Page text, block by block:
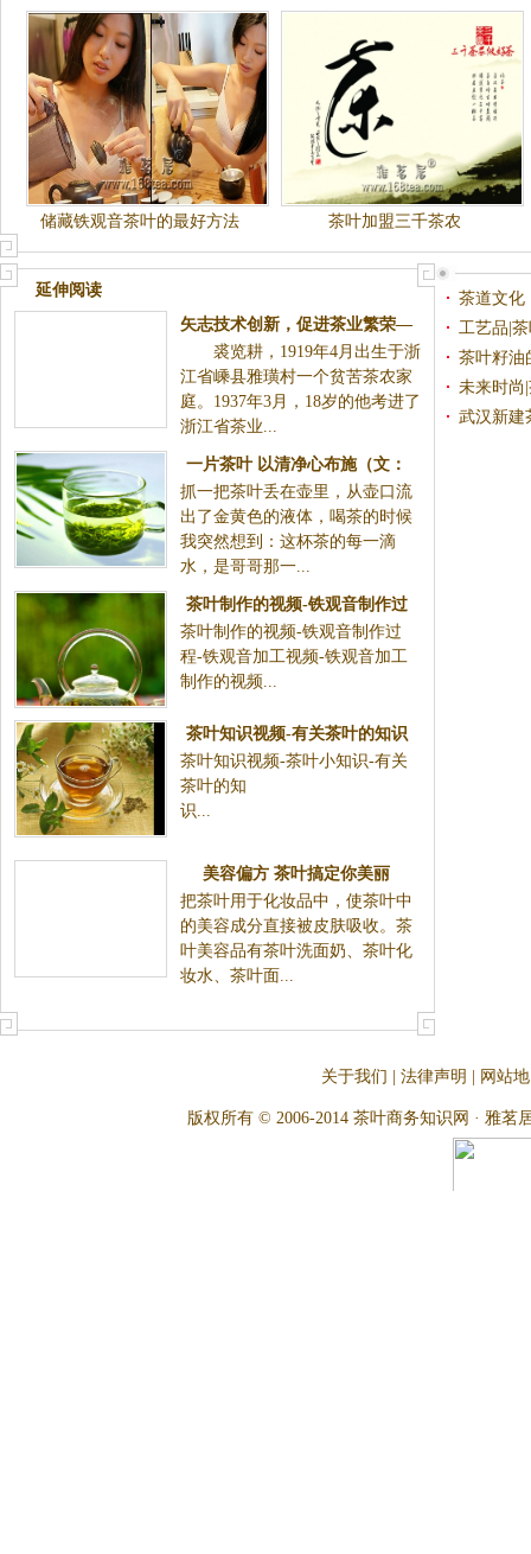
储藏铁观音茶叶的最好方法 茶叶加盟三千茶农
延伸阅读
矢志技术创新，促进茶业繁荣―
―记四川茶叶发展奠基人之一裘
览耕先生
裘览耕，1919年4月出生于浙
江省嵊县雅璜村一个贫苦茶农家
庭。1937年3月，18岁的他考进了
浙江省茶业...
一片茶叶 以清净心布施（文：
林清玄）
抓一把茶叶丢在壶里，从壶口流
出了金黄色的液体，喝茶的时候
我突然想到：这杯茶的每一滴
水，是哥哥那一...
茶叶制作的视频-铁观音制作过
程-铁观音加工制作的视频
茶叶制作的视频-铁观音制作过
程-铁观音加工视频-铁观音加工
制作的视频...
茶叶知识视频-有关茶叶的知识
茶叶知识视频-茶叶小知识-有关
茶叶的知
识...
美容偏方 茶叶搞定你美丽
把茶叶用于化妆品中，使茶叶中
的美容成分直接被皮肤吸收。茶
叶美容品有茶叶洗面奶、茶叶化
妆水、茶叶面...
茶道文化
工艺品|
茶叶籽油
未来时尚
武汉新建
关于我们 法律声明 网站
版权所有 © 2006-2014 茶叶商务知识网 · 雅茗